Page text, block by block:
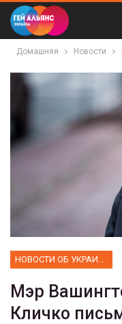
Домашняя Новости
Мэр
Кличко